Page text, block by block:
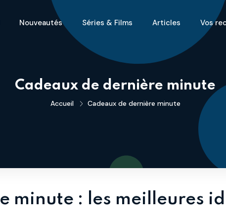
Nouveautés Séries & Films Articles Vos
Cadeaux de dernière minute
Accueil Cadeaux de dernière minute
minute : les meilleures